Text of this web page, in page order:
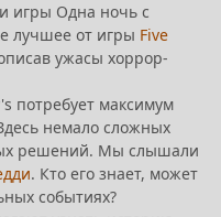
игры Одна ночь с
лучшее от игры Five
ужасы хоррор-
потребует максимум
немало сложных
решений. Мы слышали
. Кто его знает, может
событиях?